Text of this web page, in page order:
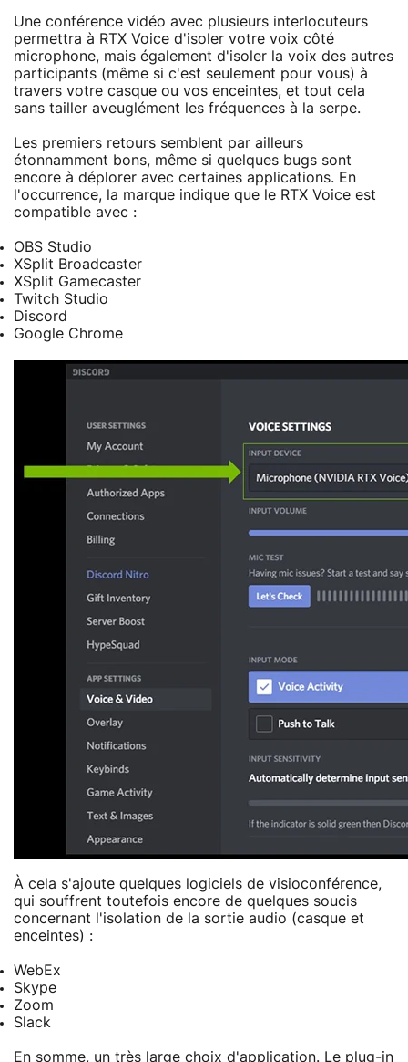
Une conférence vidéo avec plusieurs interlocuteurs
permettra à RTX Voice d'isoler votre voix côté
microphone, mais également d'isoler la voix des autres
participants (même si c'est seulement pour vous) à
travers votre casque ou vos enceintes, et tout cela
sans tailler aveuglément les fréquences à la serpe.
Les premiers retours semblent par ailleurs
étonnamment bons, même si quelques bugs sont
encore à déplorer avec certaines applications. En
l'occurrence, la marque indique que le RTX Voice est
compatible avec :
OBS Studio
XSplit Broadcaster
XSplit Gamecaster
Twitch Studio
Discord
Google Chrome
À cela s'ajoute quelques logiciels de visioconférence,
qui souffrent toutefois encore de quelques soucis
concernant l'isolation de la sortie audio (casque et
enceintes) :
WebEx
Skype
Zoom
Slack
En somme, un très large choix d'application. Le plug-in